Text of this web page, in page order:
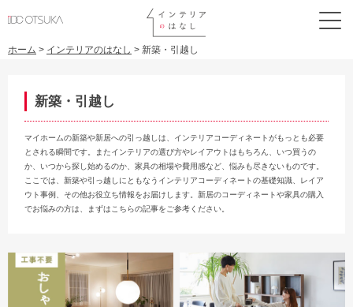
ホーム > インテリアのはなし > 新築・引越し
新築・引越し
マイホームの新築や新居への引っ越しは、インテリアコーディネートがもっとも必要
とされる瞬間です。またインテリアの選び方やレイアウトはもちろん、いつ買うの
か、いつから探し始めるのか、家具の相場や費用感など、悩みも尽きないものです。
ここでは、新築や引っ越しにともなうインテリアコーディネートの基礎知識、レイア
ウト事例、その他お役立ち情報をお届けします。新居のコーディネートや家具の購入
でお悩みの方は、まずはこちらの記事をご参考ください。